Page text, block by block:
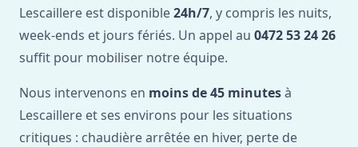
Lescaillere est disponible24h/7, y compris les nuits,
week-ends et jours fériés. Un appel au 0472 53 24 26
suffit pour mobiliser notre équipe.
Nous intervenons en moins de 45 minutesà
Lescaillere et ses environs pour les situations
critiques : chaudière arrêtée en hiver, perte de